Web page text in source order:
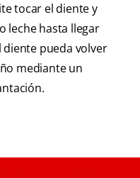
tocar el diente y
leche hasta llegar
diente pueda volver
mediante un